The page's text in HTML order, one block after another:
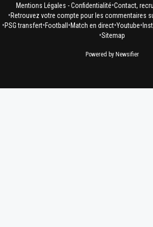
Mentions Légales - Confidentialité•Contact,
•Retrouvez votre compte pour les commentaires
•PSG transfert•Football •Match en direct•Youtube•
•Sitemap
Powered by Newsifier